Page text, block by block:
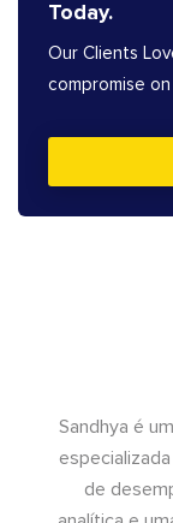
Today.
Our Clients
compromise
Sandhya é
de